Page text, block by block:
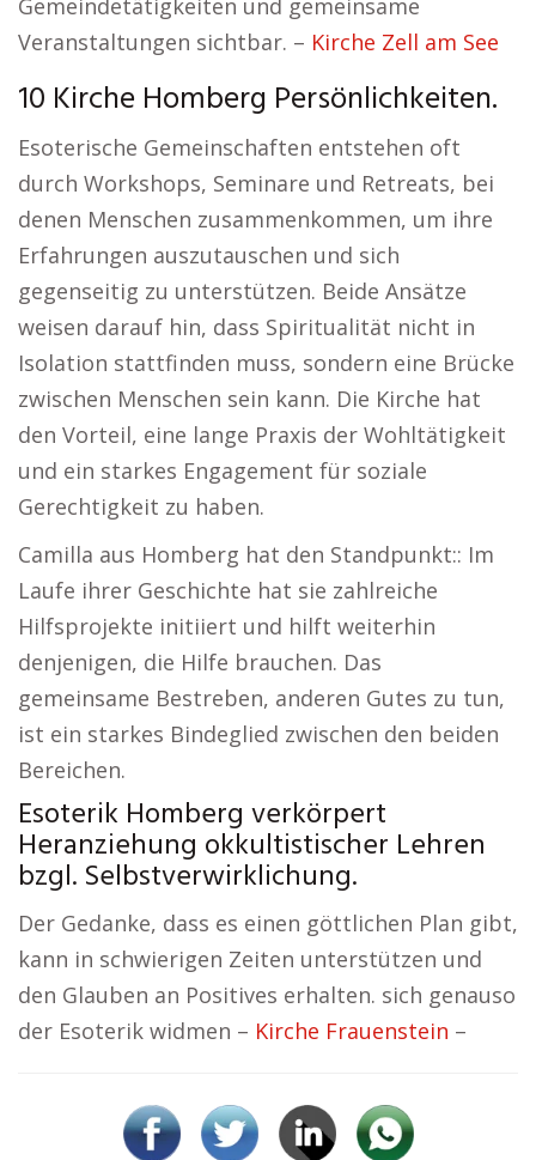
Gemeindetätigkeiten und gemeinsame
Veranstaltungen sichtbar. – Kirche Zell am See
10 Kirche Homberg Persönlichkeiten.
Esoterische Gemeinschaften entstehen oft
durch Workshops, Seminare und Retreats, bei
denen Menschen zusammenkommen, um ihre
Erfahrungen auszutauschen und sich
gegenseitig zu unterstützen. Beide Ansätze
weisen darauf hin, dass Spiritualität nicht in
Isolation stattfinden muss, sondern eine Brücke
zwischen Menschen sein kann. Die Kirche hat
den Vorteil, eine lange Praxis der Wohltätigkeit
und ein starkes Engagement für soziale
Gerechtigkeit zu haben.
Camilla aus Homberg hat den Standpunkt:: Im
Laufe ihrer Geschichte hat sie zahlreiche
Hilfsprojekte initiiert und hilft weiterhin
denjenigen, die Hilfe brauchen. Das
gemeinsame Bestreben, anderen Gutes zu tun,
ist ein starkes Bindeglied zwischen den beiden
Bereichen.
Esoterik Homberg verkörpert
Heranziehung okkultistischer Lehren
bzgl. Selbstverwirklichung.
Der Gedanke, dass es einen göttlichen Plan gibt,
kann in schwierigen Zeiten unterstützen und
den Glauben an Positives erhalten. sich genauso
der Esoterik widmen – Kirche Frauenstein –